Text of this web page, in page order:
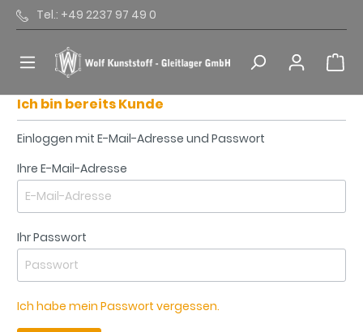
Tel.: +49 2237 97 49 0
Ich bin bereits Kunde
Einloggen mit E-Mail-Adresse und Passwort
Ihre E-Mail-Adresse
Ihr Passwort
Ich habe mein Passwort vergessen.